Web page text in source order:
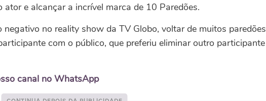
e alcançar a incrível marca de 10 Paredões.
no reality show da TV Globo, voltar de muitos paredões
com o público, que preferiu eliminar outro participante
canal no WhatsApp